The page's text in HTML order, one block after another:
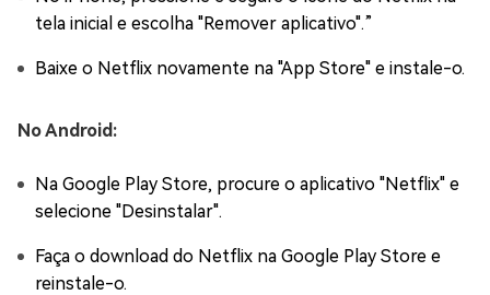
tela inicial e escolha "Remover aplicativo".”
Baixe o Netflix novamente na "App Store" e instale-o.
No Android:
Na Google Play Store, procure o aplicativo "Netflix" e
selecione "Desinstalar".
Faça o download do Netflix na Google Play Store e
reinstale-o.